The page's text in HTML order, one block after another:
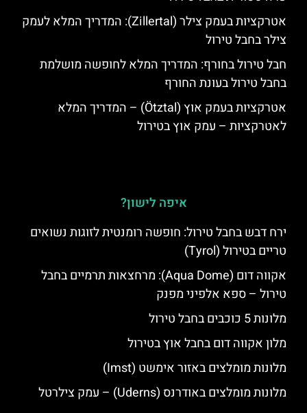
אטרקציות בעמק צילר (Zillertal): המדריך המלא לעמק
צילר בחבל טירול
חבל טירול בחורף: המדריך המלא לחופשה מושלמת
בחבל טירול בעונת החורף
אטרקציות בעמק אוץ (Ötztal) – המדריך המלא
לאטרקציות – עמק אוץ בטירול
איפה לישון?
ירח דבש בחבל טירול: חופשה רומנטית לזוגות נשואים
טריים בטירול (Tyrol)
אקווה דום (Aqua Dome): מרחצאות תרמיים בחבל
טירול – ספא אלפיני מפנק
מלונות 5 כוכבים בחבל טירול
מלון אקווה דום בחבל אוץ בטירול
מלונות מומלצים באזור אימשט (Imst)
מלונות מומלצים באודרנס (Uderns) – עמק צילרטל